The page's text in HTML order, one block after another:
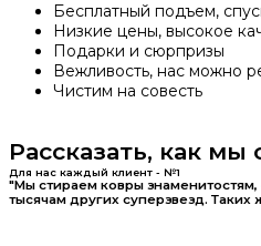
Бесплатный подъем,
Низкие цены, высокое
Подарки и сюрпризы
Вежливость, нас можно
Чистим на совесть
Рассказать, как
Для нас каждый клиент - №1
"Мы стираем ковры
тысячам других суперзвезд. Таких